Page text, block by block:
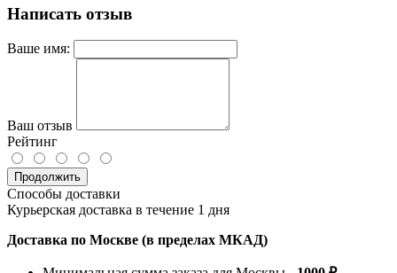
Написать отзыв
Ваше имя:
Ваш отзыв
Рейтинг
Продолжить
Способы доставки
Курьерская доставка в течение 1 дня
Доставка по Москве (в пределах МКАД)